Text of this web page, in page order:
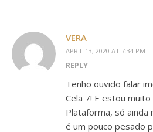
VERA
APRIL 13, 2020 AT 7:34 PM
REPLY
Tenho ouvido falar
Cela 7! E estou
Plataforma, só ainda
é um pouco pesado